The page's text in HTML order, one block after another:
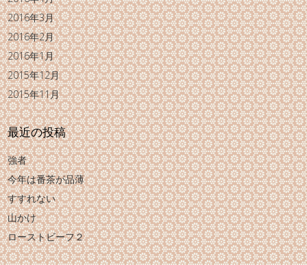
2016年3月
2016年2月
2016年1月
2015年12月
2015年11月
最近の投稿
強者
今年は番茶が品薄
すすれない
山かけ
ローストビーフ２